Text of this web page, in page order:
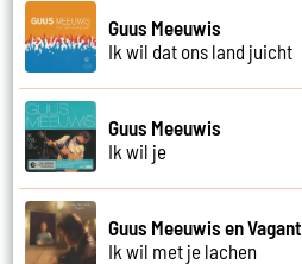
Guus Meeuwis
Ik wil dat ons land juicht
Guus Meeuwis
Ik wil je
Guus Meeuwis en Vagant
Ik wil met je lachen